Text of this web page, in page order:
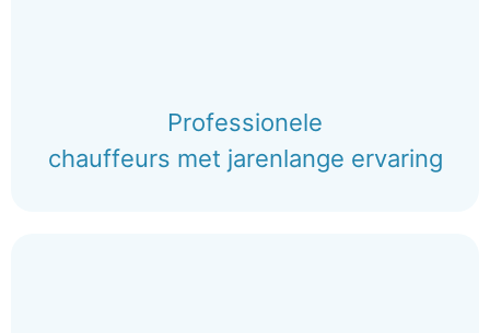
Professionele
chauffeurs met jarenlange ervaring